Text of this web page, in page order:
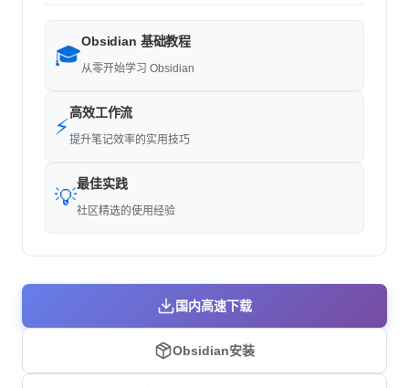
🎓
Obsidian 基础教程
从零开始学习 Obsidian
⚡
高效工作流
提升笔记效率的实用技巧
💡
最佳实践
社区精选的使用经验
国内高速下载
Obsidian安装